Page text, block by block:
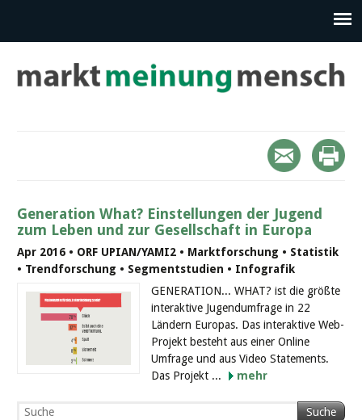
Generation What? Einstellungen der Jugend
zum Leben und zur Gesellschaft in Europa
Apr 2016 • ORF UPIAN/YAMI2 • Marktforschung • Statistik
• Trendforschung • Segmentstudien • Infografik
GENERATION... WHAT? ist die größte
interaktive Jugendumfrage in 22
Ländern Europas. Das interaktive Web-
Projekt besteht aus einer Online
Umfrage und aus Video Statements.
Das Projekt ...
mehr
Suche